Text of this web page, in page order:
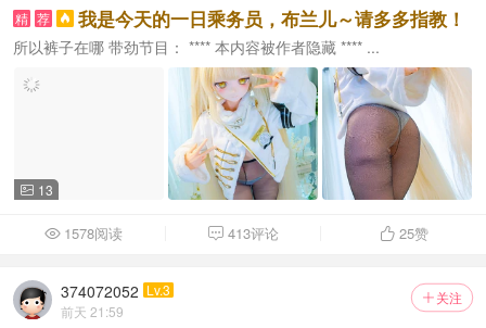
精 荐  我是今天的一日乘务员，布兰儿～请多多指教！
所以裤子在哪 带劲节目： **** 本内容被作者隐藏 **** ...
 13
 1578阅读  413评论  25赞
 关注
374072052 Lv.3
前天 21:59